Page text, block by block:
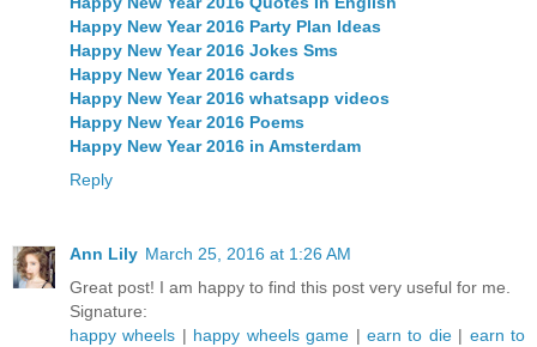
Happy New Year 2016 Party Plan Ideas
Happy New Year 2016 Jokes Sms
Happy New Year 2016 cards
Happy New Year 2016 whatsapp videos
Happy New Year 2016 Poems
Happy New Year 2016 in Amsterdam
Reply
Ann Lily March 25, 2016 at 1:26 AM
Great post! I am happy to find this post very useful for me.
Signature:
happy wheels | happy wheels game | earn to die | earn to